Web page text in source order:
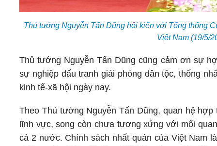
Thủ tướng Nguyễn Tấn Dũng hội kiến với Tổng thống
Việt Nam (19/5/
Thủ tướng Nguyễn Tấn Dũng cũng cảm ơn sự
sự nghiệp đấu tranh giải phóng dân tộc, thống
kinh tế-xã hội ngày nay.
Theo Thủ tướng Nguyễn Tấn Dũng, quan hệ
lĩnh vực, song còn chưa tương xứng với mối
cả 2 nước. Chính sách nhất quán của Việt Nam